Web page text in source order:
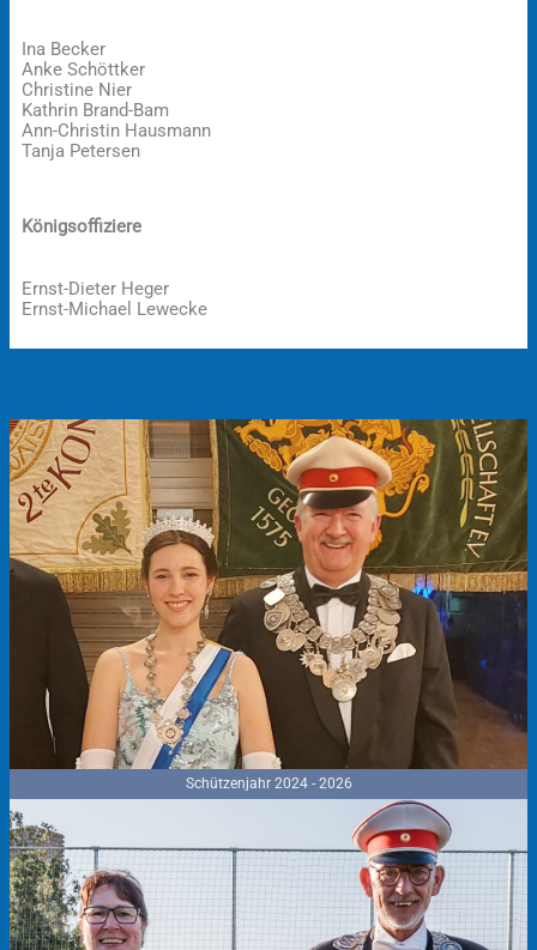
Schützenjahr 2024 - 2026
Ina Becker
Anke Schöttker
Christine Nier
Kathrin Brand-Bam
Ann-Christin Hausmann
Tanja Petersen
Königsoffiziere
Ernst-Dieter Heger
Ernst-Michael Lewecke